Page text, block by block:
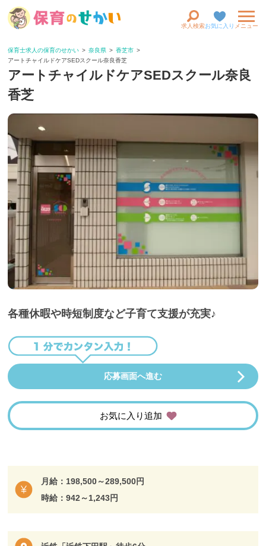
求人検索お気に入り メニュー
保育士求人の保育のせかい 奈良県
香芝市
アートチャイルドケアSEDスクール奈良香芝
アートチャイルドケアSEDスクール奈良
香芝
各種休暇や時短制度など子育て支援が充実♪
応募画面へ進む
お気に入り追加
月給：198,500～289,500円
時給：942～1,243円